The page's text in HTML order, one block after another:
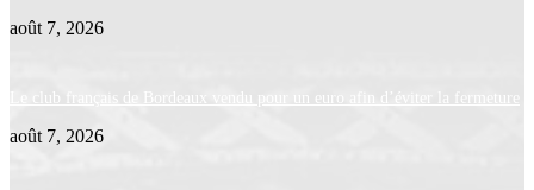
août 7, 2026
Le club français de Bordeaux vendu pour un euro afin d’éviter la fermeture
août 7, 2026